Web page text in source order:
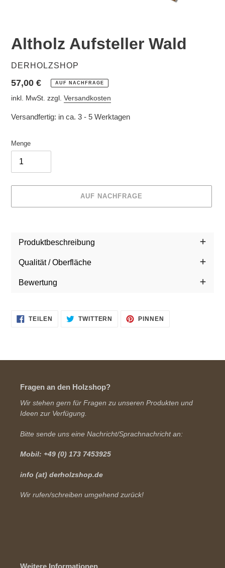
Altholz Aufsteller Wald
VERKÄUFER
DERHOLZSHOP
Normaler
Preis
57,00 € AUF NACHFRAGE
inkl. MwSt. zzgl. Versandkosten
Versandfertig: in ca. 3 - 5 Werktagen
Menge
AUF NACHFRAGE
zum
hinzugefügt
Produktbeschreibung
Qualität / Oberfläche
Bewertung
TEILEN
FACEBOOK
TWITTERN AUF
TWITTER
PINNEN
Fragen an den Holzshop?
Wir stehen gern für Fragen zu unseren Produkten und
Ideen zur Verfügung.
Bitte sende uns eine Nachricht/Sprachnachricht an:
Mobil: +49 (0) 173 7453925
info (at) derholzshop.de
Wir rufen/schreiben umgehend zurück!
Weitere Informationen